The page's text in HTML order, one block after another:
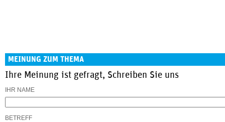
MEINUNG ZUM THEMA
Ihre Meinung ist gefragt, Schreiben Sie uns
IHR NAME
BETREFF